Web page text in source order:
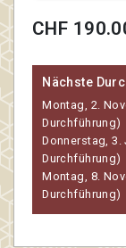
CHF
Nächste
Montag, 2.
Durchführung)
Donnerstag, 3.
Durchführung)
Montag, 8.
Durchführung)